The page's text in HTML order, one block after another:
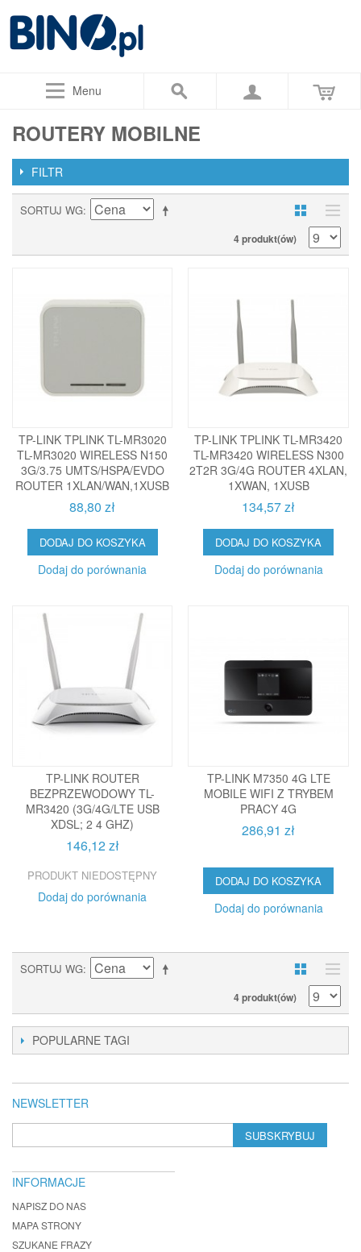
Menu
ROUTERY MOBILNE
FILTR
SORTUJ WG
4 produkt(ów)
TP-LINK TPLINK TL-MR3020
TL-MR3020 WIRELESS N150
3G/3.75 UMTS/HSPA/EVDO
ROUTER 1XLAN/WAN,1XUSB
88,80 zł
DODAJ DO KOSZYKA
Dodaj do porównania
TP-LINK TPLINK TL-MR3420
TL-MR3420 WIRELESS N300
2T2R 3G/4G ROUTER 4XLAN,
1XWAN, 1XUSB
134,57 zł
DODAJ DO KOSZYKA
Dodaj do porównania
TP-LINK ROUTER
BEZPRZEWODOWY TL-
MR3420 (3G/4G/LTE USB
XDSL; 2 4 GHZ)
146,12 zł
PRODUKT NIEDOSTĘPNY
Dodaj do porównania
TP-LINK M7350 4G LTE
MOBILE WIFI Z TRYBEM
PRACY 4G
286,91 zł
DODAJ DO KOSZYKA
Dodaj do porównania
SORTUJ WG
4 produkt(ów)
POPULARNE TAGI
NEWSLETTER
SUBSKRYBUJ
INFORMACJE
NAPISZ DO NAS
MAPA STRONY
SZUKANE FRAZY